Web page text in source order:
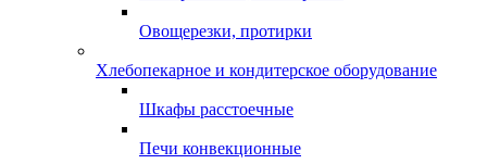
Овощерезки, протирки
Хлебопекарное и кондитерское оборудование
Шкафы расстоечные
Печи конвекционные